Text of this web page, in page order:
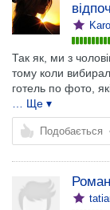
Так як, ми з
тому коли
готель по фото,
… Ще ▾
Подобається